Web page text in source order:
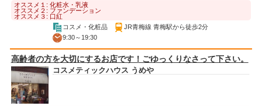
オススメ１: 化粧水・乳液
オススメ２: ファンデーション
オススメ３: 口紅
コスメ・化粧品
JR青梅線 青梅駅から徒歩2分
9:30～19:30
高齢者の方を大切にするお店です！ごゆっくりなさって下さい。
コスメティックハウス うめや